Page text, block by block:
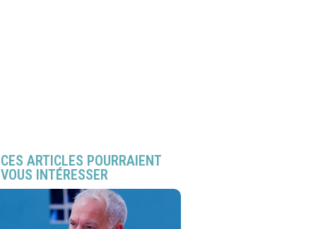
CES ARTICLES POURRAIENT
VOUS INTÉRESSER